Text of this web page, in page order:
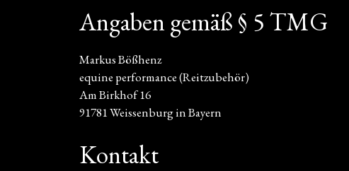
Angaben gemäß § 5 TMG
Markus Bößhenz
equine performance (Reitzubehör)
Am Birkhof 16
91781 Weissenburg in Bayern
Kontakt